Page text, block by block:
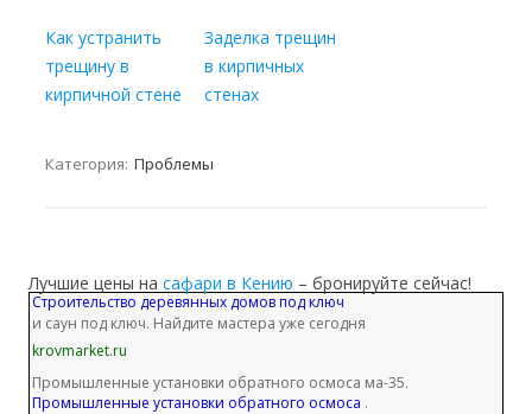
Как устранить
трещину в
кирпичной стене
Заделка трещин
в кирпичных
стенах
Категория: Проблемы
Лучшие цены на сафари в Кению – бронируйте сейчас!
Строительство деревянных домов под ключ
и саун под ключ. Найдите мастера уже сегодня
krovmarket.ru
Промышленные установки обратного осмоса ма-35.
Промышленные установки обратного осмоса .